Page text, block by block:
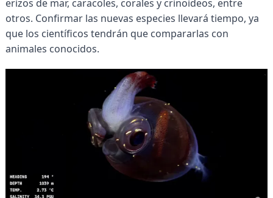
erizos de mar, caracoles, corales y crinoideos, entre
otros. Confirmar las nuevas especies llevará tiempo, ya
que los científicos tendrán que compararlas con
animales conocidos.